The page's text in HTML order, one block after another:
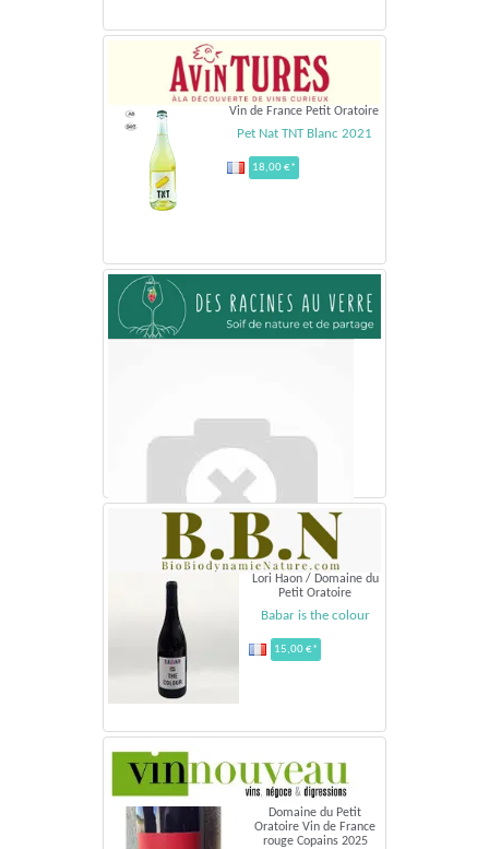
Vin de France Petit Oratoire
Pet Nat TNT Blanc 2021
18,00 €*
Domaine du Petit OratoireCôtes-du-Rhône - 2020
Lori Haon / Domaine du
Petit Oratoire
Babar is the colour
15,00 €*
Domaine du Petit
Oratoire Vin de France
rouge Copains 2025